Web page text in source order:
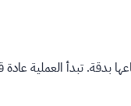
بدقة. تبدأ العملية عادة